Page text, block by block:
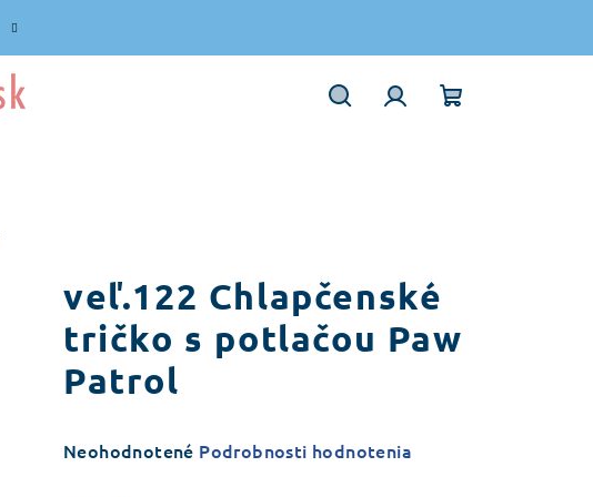
veľ.122 Chlapčenské
tričko s potlačou Paw
Patrol
Priemerné
Neohodnotené Podrobnosti hodnotenia